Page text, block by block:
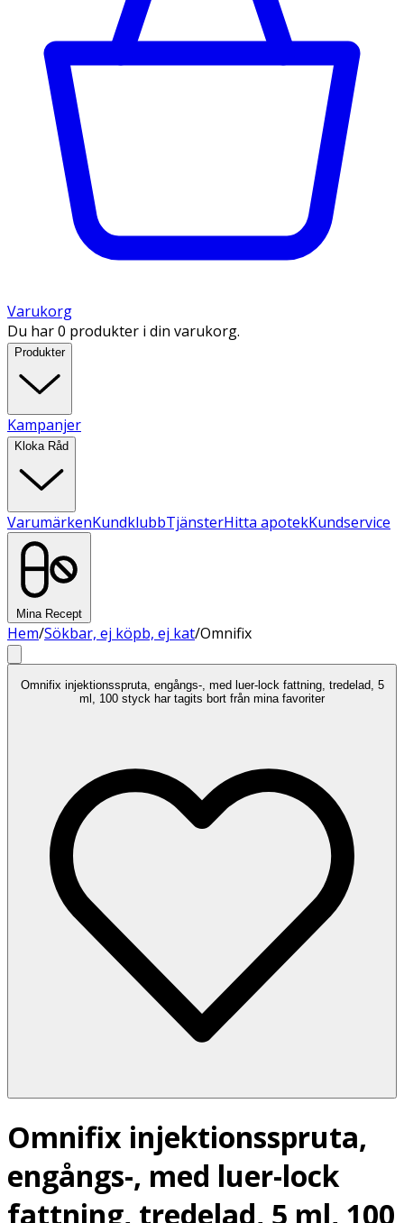
Varukorg
Du har 0 produkter i din varukorg.
Produkter
Kampanjer
Kloka Råd
VarumärkenKundklubbTjänsterHitta apotekKundservice
Mina Recept
Hem/Sökbar, ej köpb, ej kat/Omnifix
Omnifix injektionsspruta, engångs-, med luer-lock fattning, tredelad, 5
ml, 100 styck har tagits bort från mina favoriter
Omnifix injektionsspruta,
engångs-, med luer-lock
fattning, tredelad, 5 ml, 100